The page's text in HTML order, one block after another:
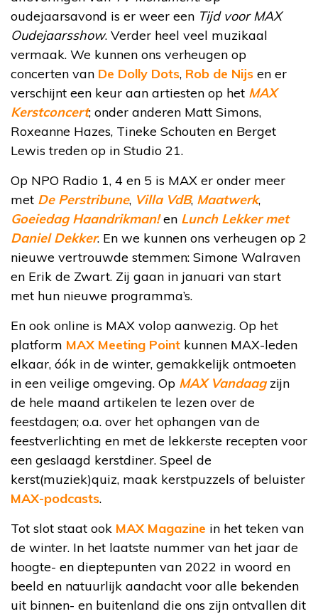
oudejaarsavond is er weer een Tijd voor MAX
Oudejaarsshow. Verder heel veel muzikaal
vermaak. We kunnen ons verheugen op
concerten van De Dolly Dots, Rob de Nijs en er
verschijnt een keur aan artiesten op het MAX
Kerstconcert; onder anderen Matt Simons,
Roxeanne Hazes, Tineke Schouten en Berget
Lewis treden op in Studio 21.
Op NPO Radio 1, 4 en 5 is MAX er onder meer
met De Perstribune, Villa VdB, Maatwerk,
Goeiedag Haandrikman!en Lunch Lekker met
Daniel Dekker. En we kunnen ons verheugen op 2
nieuwe vertrouwde stemmen: Simone Walraven
en Erik de Zwart. Zij gaan in januari van start
met hun nieuwe programma’s.
En ook online is MAX volop aanwezig. Op het
platform MAX Meeting Point kunnen MAX-leden
elkaar, óók in de winter, gemakkelijk ontmoeten
in een veilige omgeving. Op MAX Vandaagzijn
de hele maand artikelen te lezen over de
feestdagen; o.a. over het ophangen van de
feestverlichting en met de lekkerste recepten voor
een geslaagd kerstdiner. Speel de
kerst(muziek)quiz, maak kerstpuzzels of beluister
MAX-podcasts.
Tot slot staat ook MAX Magazine in het teken van
de winter. In het laatste nummer van het jaar de
hoogte- en dieptepunten van 2022 in woord en
beeld en natuurlijk aandacht voor alle bekenden
uit binnen- en buitenland die ons zijn ontvallen dit